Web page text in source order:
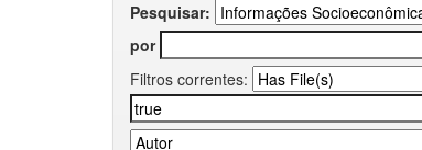
Pesquisar:
por
Filtros correntes: